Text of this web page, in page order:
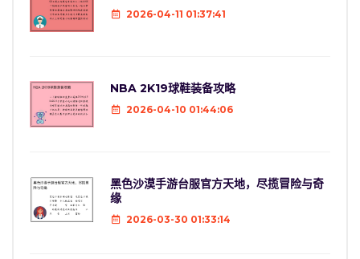
2026-04-11 01:37:41
NBA 2K19球鞋装备攻略
2026-04-10 01:44:06
黑色沙漠手游台服官方天地，尽揽冒险与奇
缘
2026-03-30 01:33:14